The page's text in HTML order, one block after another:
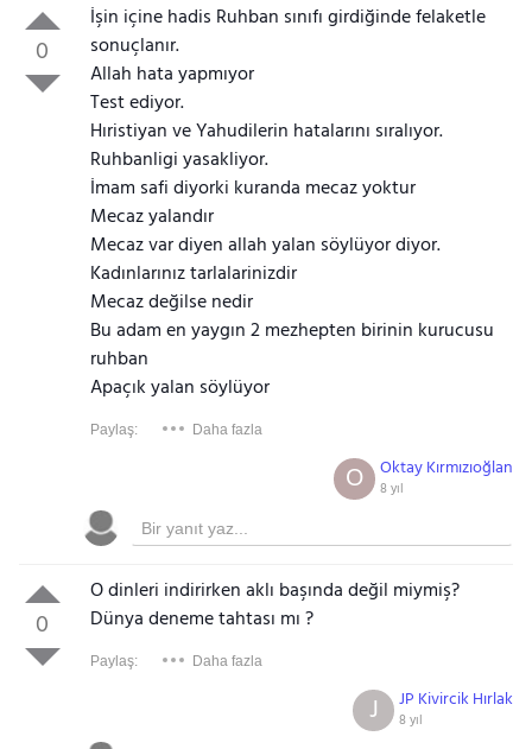
0
İşin içine hadis Ruhban sınıfı girdiğinde felaketle
sonuçlanır.
Allah hata yapmıyor
Test ediyor.
Hıristiyan ve Yahudilerin hatalarını sıralıyor.
Ruhbanligi yasakliyor.
İmam safi diyorki kuranda mecaz yoktur
Mecaz yalandır
Mecaz var diyen allah yalan söylüyor diyor.
Kadınlarınız tarlalarinizdir
Mecaz değilse nedir
Bu adam en yaygın 2 mezhepten birinin kurucusu
ruhban
Apaçık yalan söylüyor
Paylaş: Daha fazla
Oktay Kırmızıoğlan
8 yıl
O
0
O dinleri indirirken aklı başında değil miymiş?
Dünya deneme tahtası mı ?
Paylaş: Daha fazla
JP Kivircik Hırlak
8 yıl
J